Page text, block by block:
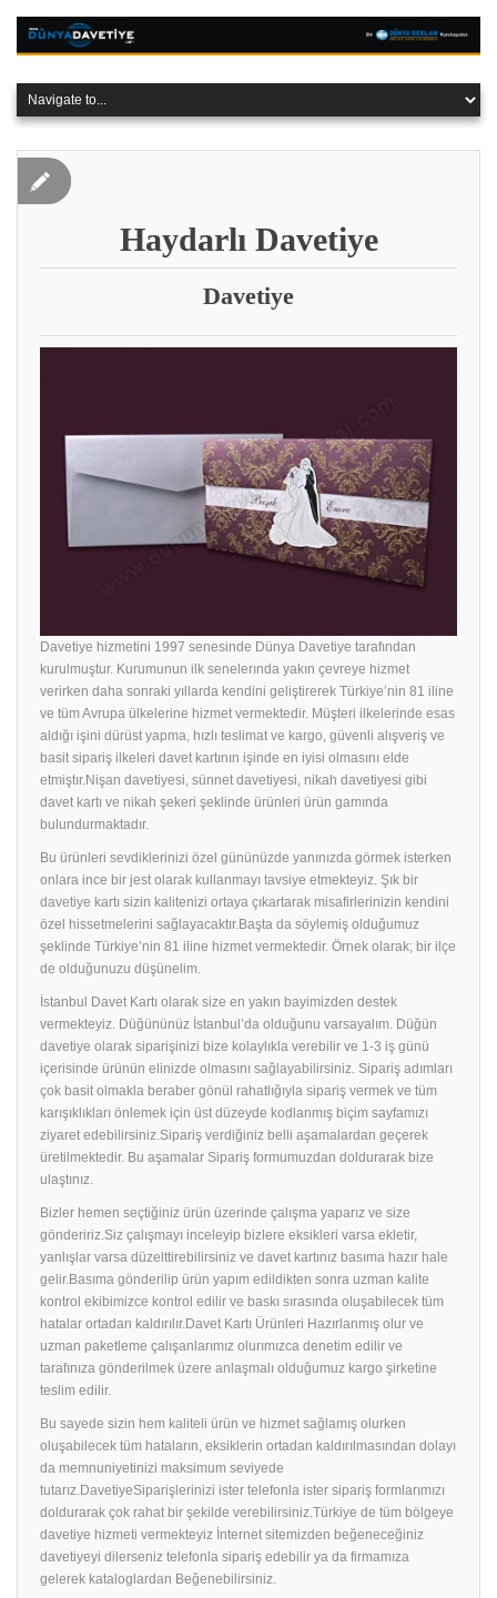
Haydarlı Davetiye
Davetiye
Davetiye hizmetini 1997 senesinde Dünya Davetiye tarafından
kurulmuştur. Kurumunun ilk senelerında yakın çevreye hizmet
verirken daha sonraki yıllarda kendini geliştirerek Türkiye’nin 81 iline
ve tüm Avrupa ülkelerine hizmet vermektedir. Müşteri ilkelerinde esas
aldığı işini dürüst yapma, hızlı teslimat ve kargo, güvenli alışveriş ve
basit sipariş ilkeleri davet kartının işinde en iyisi olmasını elde
etmiştır.Nişan davetiyesi, sünnet davetiyesi, nikah davetiyesi gibi
davet kartı ve nikah şekeri şeklinde ürünleri ürün gamında
bulundurmaktadır.
Bu ürünleri sevdiklerinizi özel gününüzde yanınızda görmek isterken
onlara ince bir jest olarak kullanmayı tavsiye etmekteyiz. Şık bir
davetiye kartı sizin kalitenizi ortaya çıkartarak misafirlerinizin kendini
özel hissetmelerini sağlayacaktır.Başta da söylemiş olduğumuz
şeklinde Türkiye’nin 81 iline hizmet vermektedir. Örnek olarak; bir ilçe
de olduğunuzu düşünelim.
İstanbul Davet Kartı olarak size en yakın bayimizden destek
vermekteyiz. Düğününüz İstanbul’da olduğunu varsayalım. Düğün
davetiye olarak siparişinizi bize kolaylıkla verebilir ve 1-3 iş günü
içerisinde ürünün elinizde olmasını sağlayabilirsiniz. Sipariş adımları
çok basit olmakla beraber gönül rahatlığıyla sipariş vermek ve tüm
karışıklıkları önlemek için üst düzeyde kodlanmış biçim sayfamızı
ziyaret edebilirsiniz.Sipariş verdiğiniz belli aşamalardan geçerek
üretilmektedir. Bu aşamalar Sipariş formumuzdan doldurarak bize
ulaştınız.
Bizler hemen seçtiğiniz ürün üzerinde çalışma yaparız ve size
göndeririz.Siz çalışmayı inceleyip bizlere eksikleri varsa ekletir,
yanlışlar varsa düzelttirebilirsiniz ve davet kartınız basıma hazır hale
gelir.Basıma gönderilip ürün yapım edildikten sonra uzman kalite
kontrol ekibimizce kontrol edilir ve baskı sırasında oluşabilecek tüm
hatalar ortadan kaldırılır.Davet Kartı Ürünleri Hazırlanmış olur ve
uzman paketleme çalışanlarımız olurımızca denetim edilir ve
tarafınıza gönderilmek üzere anlaşmalı olduğumuz kargo şirketine
teslim edilir.
Bu sayede sizin hem kaliteli ürün ve hizmet sağlamış olurken
oluşabilecek tüm hataların, eksiklerin ortadan kaldırılmasından dolayı
da memnuniyetinizi maksimum seviyede
tutarız.DavetiyeSiparişlerinizi ister telefonla ister sipariş formlarımızı
doldurarak çok rahat bir şekilde verebilirsiniz.Türkiye de tüm bölgeye
davetiye hizmeti vermekteyiz İnternet sitemizden beğeneceğiniz
davetiyeyi dilerseniz telefonla sipariş edebilir ya da firmamıza
gelerek kataloglardan Beğenebilirsiniz.